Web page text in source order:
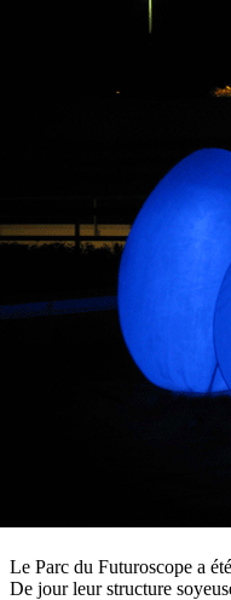
Le Parc du Futuroscope a
De jour leur structure